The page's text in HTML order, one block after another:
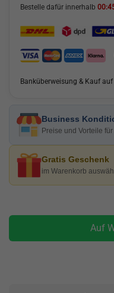
Bestelle dafür innerhalb
Banküberweisung & Kauf
Business
Preise und Vorteile
Gratis Geschenk
im Warenkorb
Auf